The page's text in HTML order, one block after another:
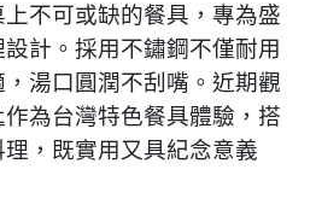
不可或缺的餐具，專為盛
計。採用不鏽鋼不僅耐用
湯口圓潤不刮嘴。近期觀
為台灣特色餐具體驗，搭
，既實用又具紀念意義